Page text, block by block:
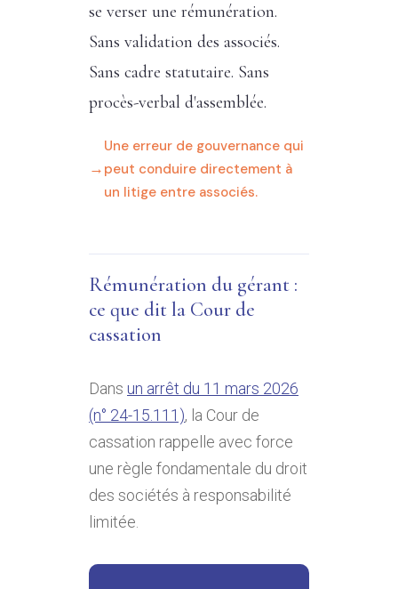
se verser une rémunération.
Sans validation des associés.
Sans cadre statutaire. Sans
procès-verbal d'assemblée.
Une erreur de gouvernance qui
peut conduire directement à
un litige entre associés.
Rémunération du gérant :
ce que dit la Cour de
cassation
Dans un arrêt du 11 mars 2026
(n° 24-15.111), la Cour de
cassation rappelle avec force
une règle fondamentale du droit
des sociétés à responsabilité
limitée.